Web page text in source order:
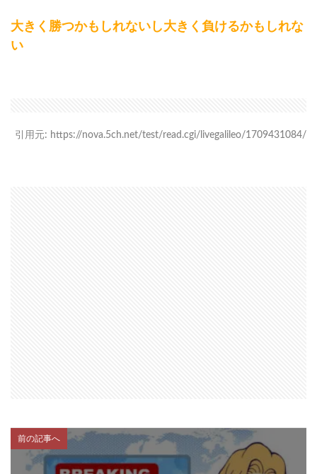
大きく勝つかもしれないし大きく負けるかもしれな
い
引用元: https://nova.5ch.net/test/read.cgi/livegalileo/1709431084/
前の記事へ